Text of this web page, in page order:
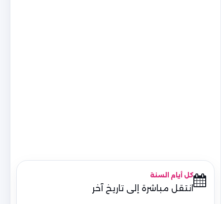
كل أيام السنة
انتقل مباشرة إلى تاريخ آخر